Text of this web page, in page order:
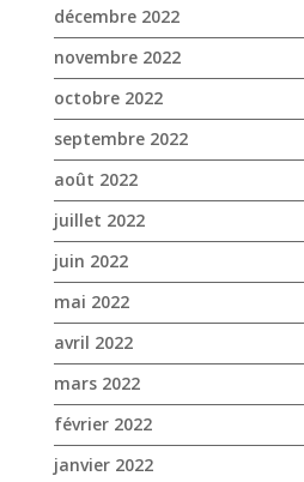
décembre 2022
novembre 2022
octobre 2022
septembre 2022
août 2022
juillet 2022
juin 2022
mai 2022
avril 2022
mars 2022
février 2022
janvier 2022